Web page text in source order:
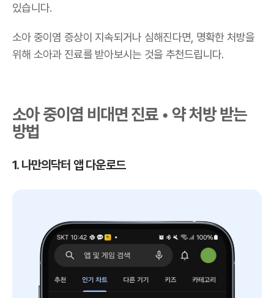
있습니다.
소아 중이염 증상이 지속되거나 심해진다면, 명확한 처방을
위해 소아과 진료를 받아보시는 것을 추천드립니다.
소아 중이염 비대면 진료 • 약 처방 받는
방법
1. 나만의닥터 앱 다운로드